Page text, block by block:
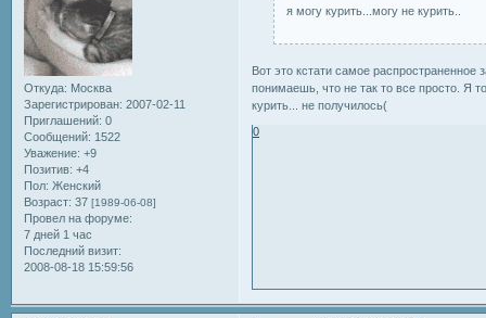
Откуда: Москва
Зарегистрирован: 2007-02-11
Приглашений: 0
Сообщений: 1522
Уважение: +9
Позитив: +4
Пол: Женский
Возраст: 37 [1989-06-08]
Провел на форуме:
7 дней 1 час
Последний визит:
2008-08-18 15:59:56
я могу курить...могу не курить..
Вот это кстати самое
понимаешь, что не так то все просто. Я
курить... не получилось(
0